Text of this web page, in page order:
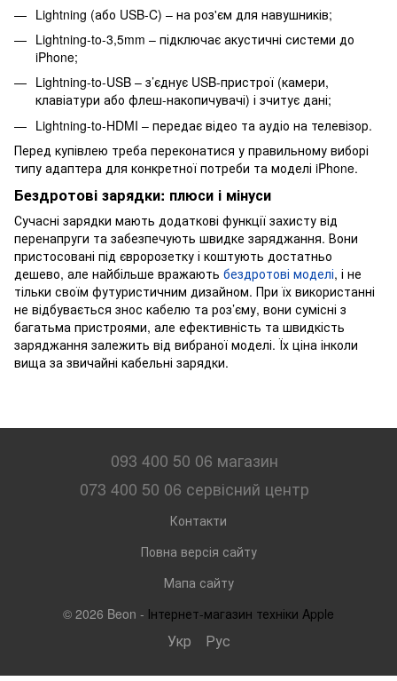
Lightning (або USB-C) – на роз'єм для навушників;
Lightning-to-3,5mm – підключає акустичні системи до
iPhone;
Lightning-to-USB – з’єднує USB-пристрої (камери,
клавіатури або флеш-накопичувачі) і зчитує дані;
Lightning-to-HDMI – передає відео та аудіо на телевізор.
Перед купівлею треба переконатися у правильному виборі
типу адаптера для конкретної потреби та моделі iPhone.
Бездротові зарядки: плюси і мінуси
Сучасні зарядки мають додаткові функції захисту від
перенапруги та забезпечують швидке заряджання. Вони
пристосовані під євророзетку і коштують достатньо
дешево, але найбільше вражають бездротові моделі, і не
тільки своїм футуристичним дизайном. При їх використанні
не відбувається знос кабелю та роз’єму, вони сумісні з
багатьма пристроями, але ефективність та швидкість
заряджання залежить від вибраної моделі. Їх ціна інколи
вища за звичайні кабельні зарядки.
093 400 50 06 магазин
073 400 50 06 сервісний центр
Контакти
Повна версія сайту
Мапа сайту
© 2026 Beon - Інтернет-магазин техніки Apple
Укр Рус